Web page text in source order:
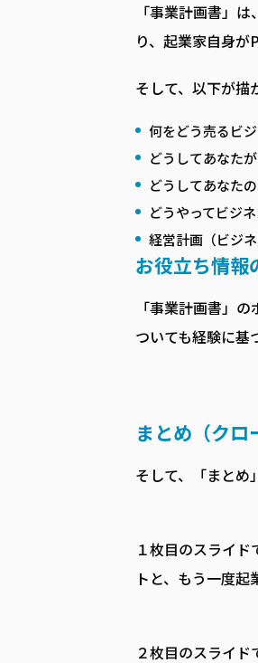
「事業計画書」
り、起業家自身が
そして、以下が描
何をどう売るビ
どうしてあなた
どうしてあなた
どうやってビジ
経営計画（ビジ
お役立ち情報
「事業計画書」
ついても経験に基
まとめ（クロ
そして、「まとめ
１枚目のスライ
トと、もう一度
２枚目のスライ